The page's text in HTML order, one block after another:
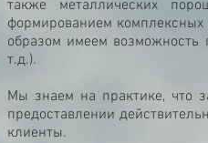
также металлических
формированием комплексных
образом имеем возможность
т.д.).
Мы знаем на практике, что
предоставлении
клиенты.